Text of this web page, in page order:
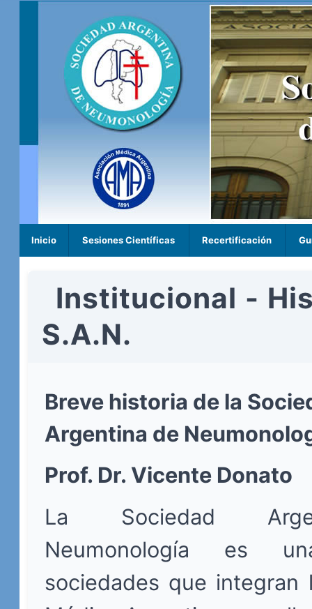
Inicio Sesiones Científicas Recertificación
Institucional -
S.A.N.
Breve historia de la
Argentina de
Prof. Dr. Vicente Donato
La Sociedad
Neumonología es
sociedades que integran